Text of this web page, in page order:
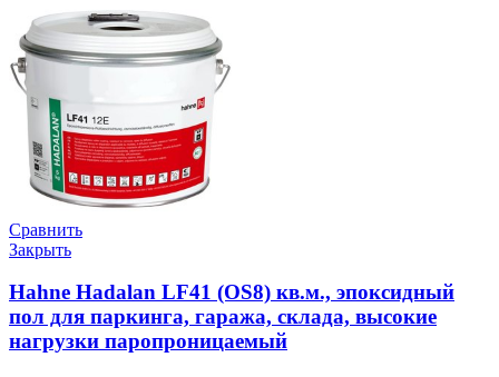
Сравнить
Закрыть
Hahne Hadalan LF41 (OS8) кв.м., эпоксидный
пол для паркинга, гаража, склада, высокие
нагрузки паропроницаемый